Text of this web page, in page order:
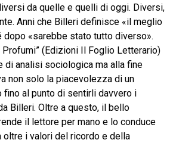
da quelle e quelli di oggi. Diversi,
Anni che Billeri definisce «il meglio
dopo «sarebbe stato tutto diverso».
Profumi” (Edizioni Il Foglio Letterario)
di analisi sociologica ma alla fine
non solo la piacevolezza di un
al punto di sentirli davvero i
Billeri. Oltre a questo, il bello
il lettore per mano e lo conduce
oltre i valori del ricordo e della